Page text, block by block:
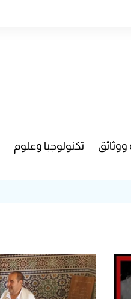
ووثائق تكنولوجيا وعلوم